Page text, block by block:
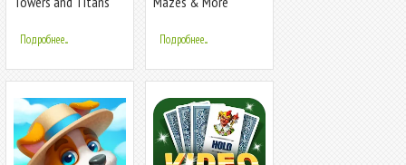
Подробнее... Подробнее...